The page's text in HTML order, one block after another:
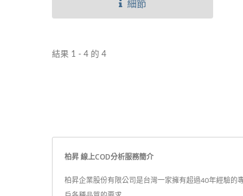
細節
結果 1 - 4 的 4
柏昇 線上COD分析服務簡介
柏昇企業股份有限公司是台灣一家擁有超過40年經驗的